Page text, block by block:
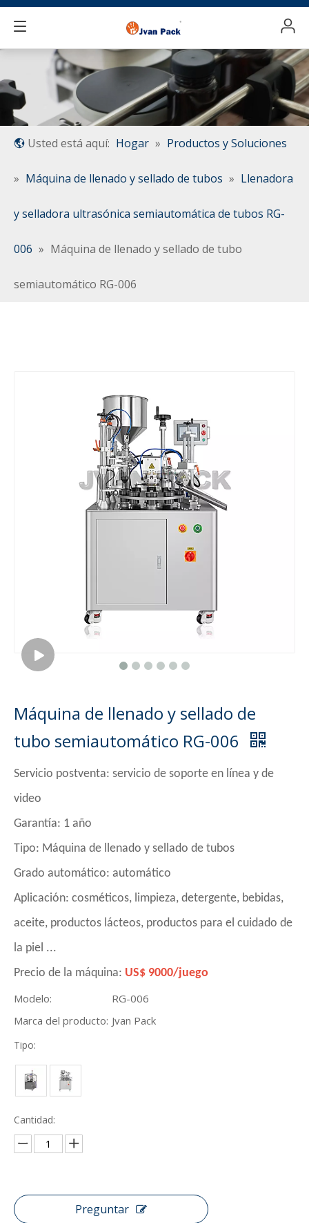
Usted está aquí: Hogar » Productos y Soluciones
» Máquina de llenado y sellado de tubos » Llenadora
y selladora ultrasónica semiautomática de tubos RG-
006 » Máquina de llenado y sellado de tubo
semiautomático RG-006
Máquina de llenado y sellado de
tubo semiautomático RG-006
Servicio postventa: servicio de soporte en línea y de
video
Garantía: 1 año
Tipo: Máquina de llenado y sellado de tubos
Grado automático: automático
Aplicación: cosméticos, limpieza, detergente, bebidas,
aceite, productos lácteos, productos para el cuidado de
la piel ...
Precio de la máquina: US$ 9000/juego
Modelo:
RG-006
Marca del producto: Jvan Pack
Tipo:
Cantidad:
Preguntar